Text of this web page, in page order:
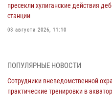
пресекли хулиганские действия
станции
03 августа 2026, 11:10
комиссий в преддверии выборов
31 июля 2026, 08:43 3
ПОПУЛЯРНЫЕ НОВОСТИ
Сотрудники вневедомственной
практические тренировки в